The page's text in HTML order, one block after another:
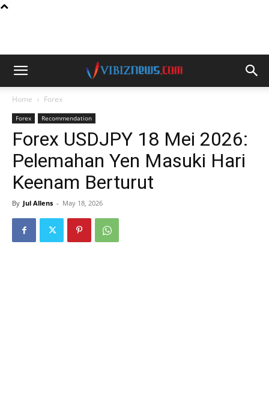
Home Forex
Forex Recommendation
Forex USDJPY 18 Mei 2026:
Pelemahan Yen Masuki Hari
Keenam Berturut
By Jul Allens - May 18, 2026